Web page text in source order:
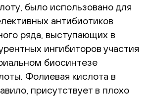
было использовано для
антибиотиков
ряда, выступающих в
ингибиторов участия
биосинтезе
Фолиевая кислота в
присутствует в плохо